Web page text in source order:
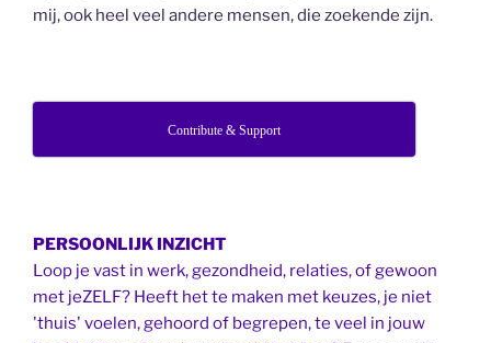
mij, ook heel veel andere mensen, die zoekende zijn.
Contribute & Support
PERSOONLIJK INZICHT
Loop je vast in werk, gezondheid, relaties, of gewoon
met jeZELF? Heeft het te maken met keuzes, je niet
'thuis' voelen, gehoord of begrepen, te veel in jouw